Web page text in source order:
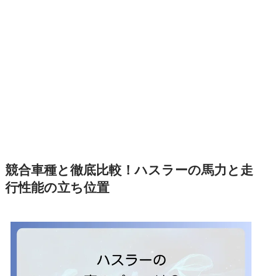
競合車種と徹底比較！ハスラーの馬力と走
行性能の立ち位置